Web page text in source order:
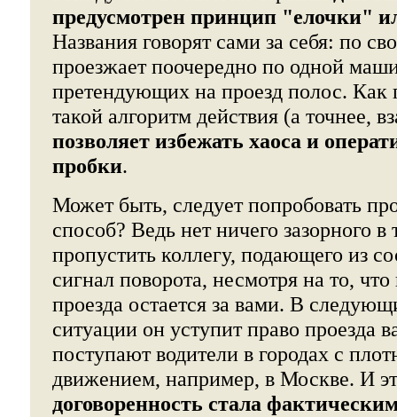
предусмотрен принцип "елочки"
Названия говорят сами за себя: по
проезжает поочередно по одной
претендующих на проезд полос. Как
такой алгоритм действия (а точнее,
позволяет избежать хаоса и
пробки.
Может быть, следует попробовать
способ? Ведь нет ничего зазорного
пропустить коллегу, подающего из
сигнал поворота, несмотря на то,
проезда остается за вами. В
ситуации он уступит право проезда
поступают водители в городах с
движением, например, в Москве. И
договоренность стала